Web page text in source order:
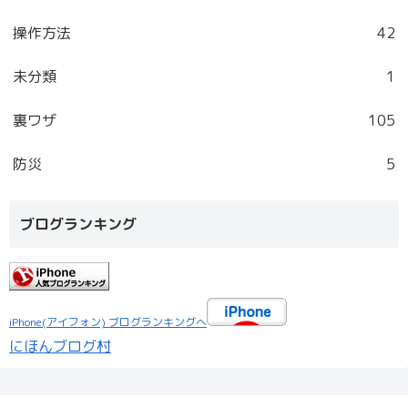
操作方法 42
未分類 1
裏ワザ 105
防災 5
ブログランキング
iPhone(アイフォン) ブログランキングへ
にほんブログ村